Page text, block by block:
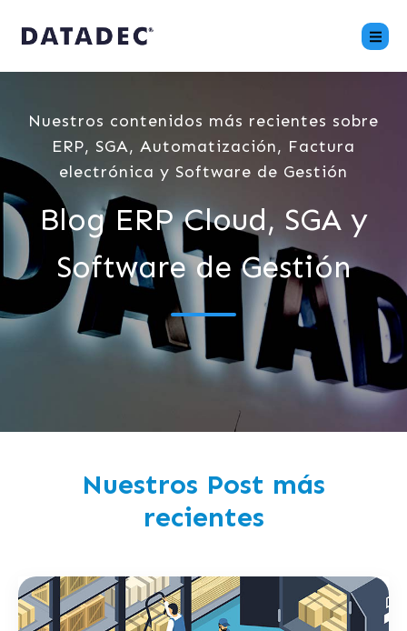
Nuestros contenidos más recientes sobre
ERP, SGA, Automatización, Factura
electrónica y Software de Gestión
Blog ERP Cloud, SGA y
Software de Gestión
Nuestros Post más
recientes